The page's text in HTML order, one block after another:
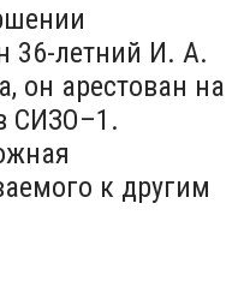
36-летний И. А.
он арестован на
СИЗО–1.
к другим